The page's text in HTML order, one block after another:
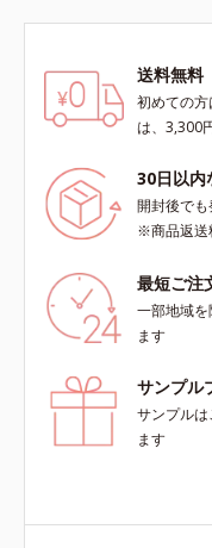
イプながら、SPF50+・
ウダーならではの軽いつけご
で、日焼け止めが苦手な方に
すめです。水や汗に強いス
ォータープルーフ(*4)だから
ャーにも大活躍してくれま
シリカ、セルロース、窒化
合＝セミマット肌を叶える
ス*3 シリカ配合＝皮脂を吸
粉体*4 化粧持ち性能
送料無料
初めての
は、3,300
30日以内
開封後で
※商品返送
最短ご注
一部地域
ます
サンプル
サンプル
ます